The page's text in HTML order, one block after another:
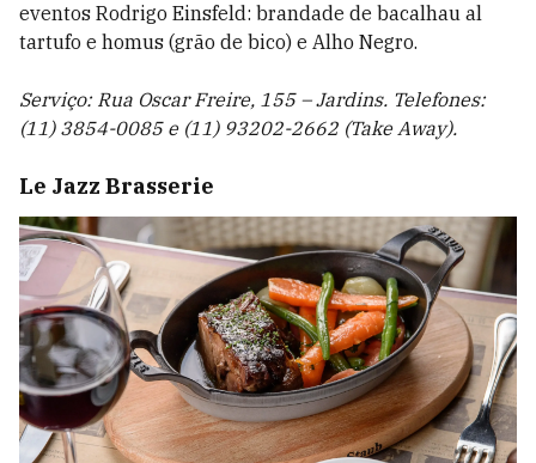
eventos Rodrigo Einsfeld: brandade de bacalhau al
tartufo e homus (grão de bico) e Alho Negro.
Serviço: Rua Oscar Freire, 155 – Jardins. Telefones:
(11) 3854-0085 e (11) 93202-2662 (Take Away).
Le Jazz Brasserie